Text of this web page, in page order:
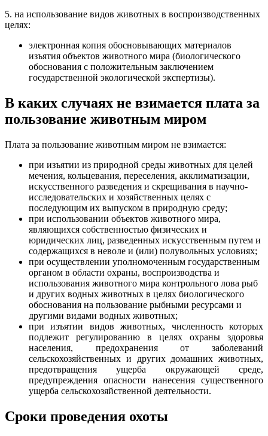
5. на использование видов животных в воспроизводственных
целях:
электронная копия обосновывающих материалов
изъятия объектов животного мира (биологического
обоснования с положительным заключением
государственной экологической экспертизы).
В каких случаях не взимается плата за
пользование животным миром
Плата за пользование животным миром не взимается:
при изъятии из природной среды животных для целей
мечения, кольцевания, переселения, акклиматизации,
искусственного разведения и скрещивания в научно-
исследовательских и хозяйственных целях с
последующим их выпуском в природную среду;
при использовании объектов животного мира,
являющихся собственностью физических и
юридических лиц, разведенных искусственным путем и
содержащихся в неволе и (или) полувольных условиях;
при осуществлении уполномоченным государственным
органом в области охраны, воспроизводства и
использования животного мира контрольного лова рыб
и других водных животных в целях биологического
обоснования на пользование рыбными ресурсами и
другими видами водных животных;
при изъятии видов животных, численность которых
подлежит регулированию в целях охраны здоровья
населения, предохранения от заболеваний
сельскохозяйственных и других домашних животных,
предотвращения ущерба окружающей среде,
предупреждения опасности нанесения существенного
ущерба сельскохозяйственной деятельности.
Сроки проведения охоты